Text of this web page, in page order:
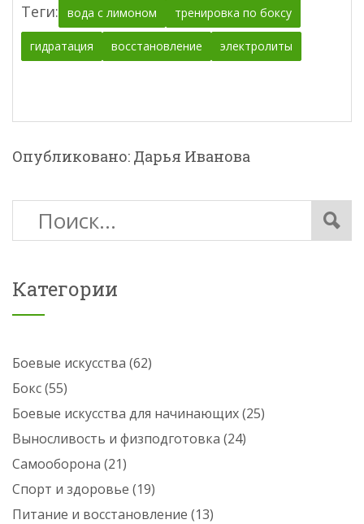
Теги: вода с лимоном тренировка по боксу
гидратация восстановление электролиты
Опубликовано: Дарья Иванова
Категории
Боевые искусства (62)
Бокс(55)
Боевые искусства для начинающих(25)
Выносливость и физподготовка (24)
Самооборона (21)
Спорт и здоровье (19)
Питание и восстановление (13)